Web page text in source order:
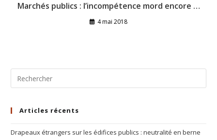
Marchés publics : l’incompétence mord encore …
4 mai 2018
Articles récents
Drapeaux étrangers sur les édifices publics : neutralité en berne